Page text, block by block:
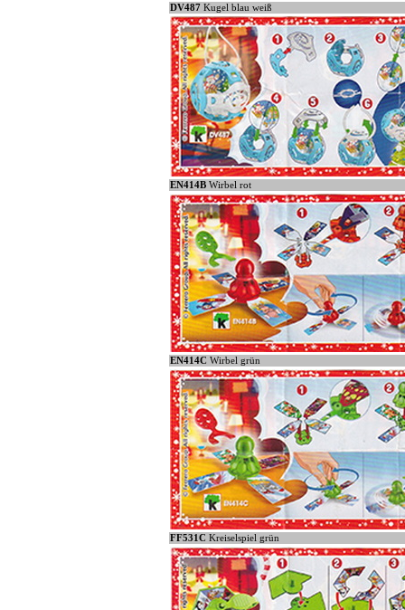
DV487 Kugel blau weiß
EN414B Wirbel rot
EN414C Wirbel grün
FF531C Kreiselspiel grün